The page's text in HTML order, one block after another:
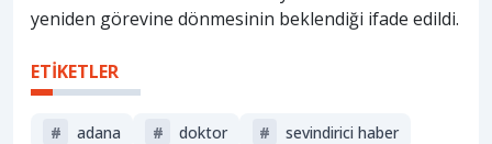
yeniden görevine dönmesinin beklendiği ifade edildi.
ETİKETLER
# adana # doktor #
sevindirici haber